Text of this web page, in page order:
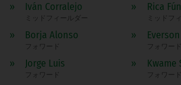
» Iván Corralejo
ミッドフィールダー
» Rica
ミッドフ
» Borja Alonso
フォワード
» Everson
フォワード
» Jorge Luis
フォワード
» Kwame
フォワード